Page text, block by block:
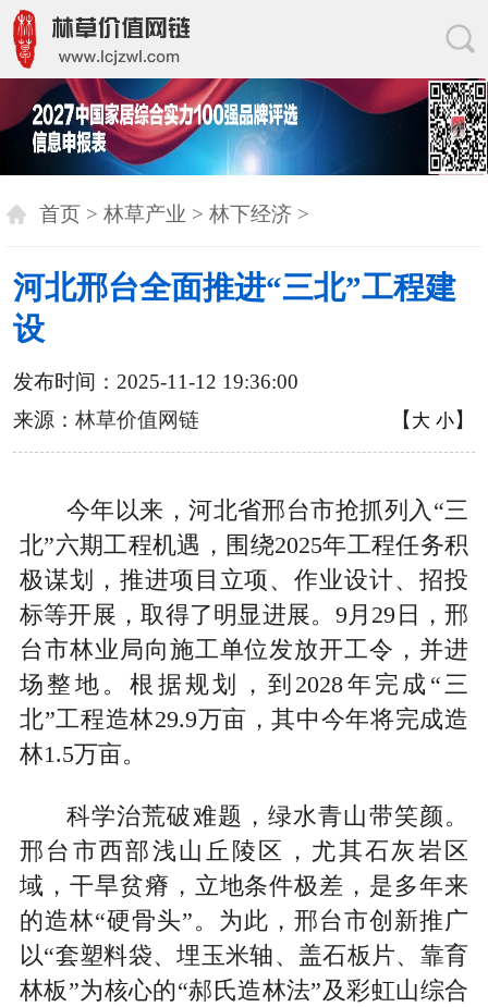
首页 > 林草产业 > 林下经济>
河北邢台全面推进“三北”工程建
设
发布时间：2025-11-12 19:36:00
来源： 林草价值网链 【 大 小】
今年以来，河北省邢台市抢抓列入“三
北”六期工程机遇，围绕2025年工程任务积
极谋划，推进项目立项、作业设计、招投
标等开展，取得了明显进展。9月29日，邢
台市林业局向施工单位发放开工令，并进
场整地。根据规划，到2028年完成“三
北”工程造林29.9万亩，其中今年将完成造
林1.5万亩。
科学治荒破难题，绿水青山带笑颜。
邢台市西部浅山丘陵区，尤其石灰岩区
域，干旱贫瘠，立地条件极差，是多年来
的造林“硬骨头”。为此，邢台市创新推广
以“套塑料袋、埋玉米轴、盖石板片、靠育
林板”为核心的“郝氏造林法”及彩虹山综合